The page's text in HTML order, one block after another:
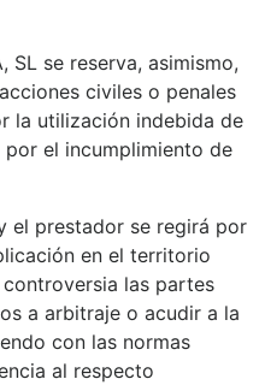
SL se reserva, asimismo,
civiles o penales
la utilización indebida de
el incumplimiento de
el prestador se regirá por
en el territorio
las partes
a arbitraje o acudir a la
con las normas
al respecto